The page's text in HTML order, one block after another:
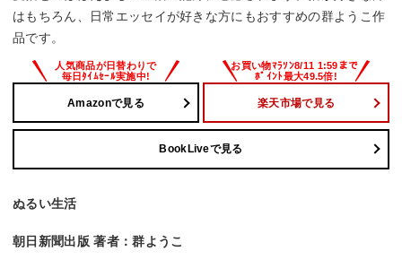
はもちろん、日常エッセイが好きな方にもおすすめの群ようこ作
品です。
Amazonで見る 楽天市場で見る
BookLiveで見る
ぬるい生活
朝日新聞出版 著者：群ようこ